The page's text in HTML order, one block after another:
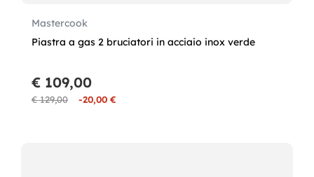
Mastercook
Piastra a gas 2 bruciatori in acciaio inox verde
€ 129,00 -20,00 €
€ 109,00